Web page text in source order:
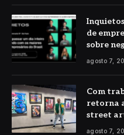
de
sobre
agosto 7,
Com
retorna
street
agosto 7,